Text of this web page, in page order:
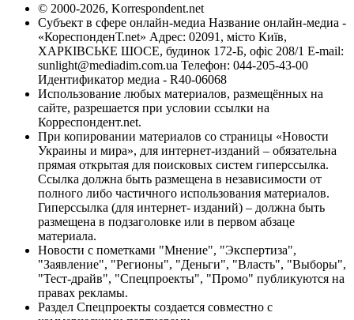
© 2000-2026, Korrespondent.net
Субъект в сфере онлайн-медиа Название онлайн-медиа -
«КореспонденТ.net» Адрес: 02091, місто Київ,
ХАРКІВСЬКЕ ШОСЕ, будинок 172-Б, офіс 208/1 E-mail:
sunlight@mediadim.com.ua Телефон: 044-205-43-00
Идентификатор медиа - R40-06068
Использование любых материалов, размещённых на
сайте, разрешается при условии ссылки на
Корреспондент.net.
При копировании материалов со страницы «Новости
Украины и мира», для интернет-изданий – обязательна
прямая открытая для поисковых систем гиперссылка.
Ссылка должна быть размещена в независимости от
полного либо частичного использования материалов.
Гиперссылка (для интернет- изданий) – должна быть
размещена в подзаголовке или в первом абзаце
материала.
Новости с пометками "Мнение", "Экспертиза",
"Заявление", "Регионы", "Деньги", "Власть", "Выборы",
"Тест-драйв", "Спецпроекты", "Промо" публикуются на
правах рекламы.
Раздел Спецпроекты создается совместно с